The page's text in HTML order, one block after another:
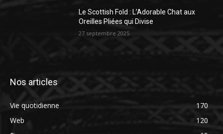
Le Scottish Fold : L’Adorable Chat aux
Oreilles Pliées qui Divise
27 septembre 2025
Nos articles
Vie quotidienne
170
Web
120